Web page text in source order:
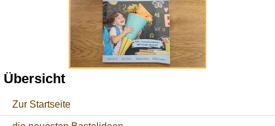
Übersicht
Zur Startseite